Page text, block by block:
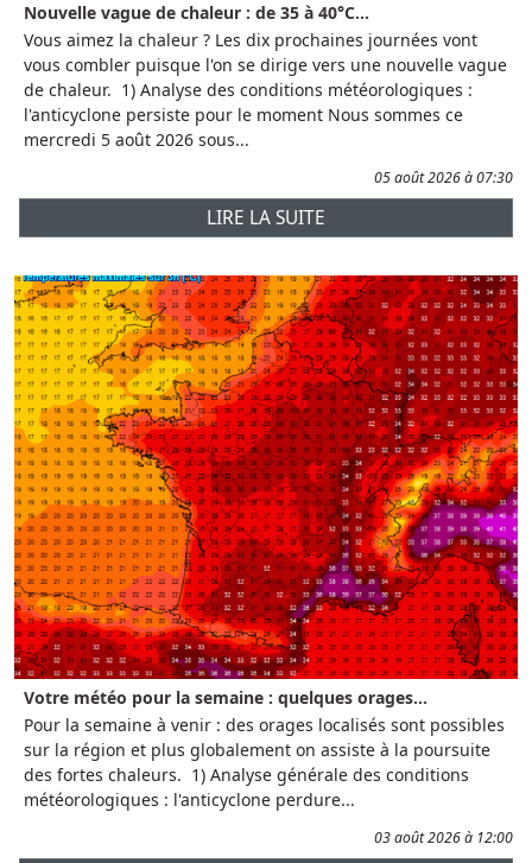
Nouvelle vague de chaleur : de 35 à 40°C...
Vous aimez la chaleur ? Les dix prochaines journées vont
vous combler puisque l'on se dirige vers une nouvelle vague
de chaleur. 1) Analyse des conditions météorologiques :
l'anticyclone persiste pour le moment Nous sommes ce
mercredi 5 août 2026 sous...
05 août 2026 à 07:30
LIRE LA SUITE
Votre météo pour la semaine : quelques orages...
Pour la semaine à venir : des orages localisés sont possibles
sur la région et plus globalement on assiste à la poursuite
des fortes chaleurs. 1) Analyse générale des conditions
météorologiques : l'anticyclone perdure...
03 août 2026 à 12:00